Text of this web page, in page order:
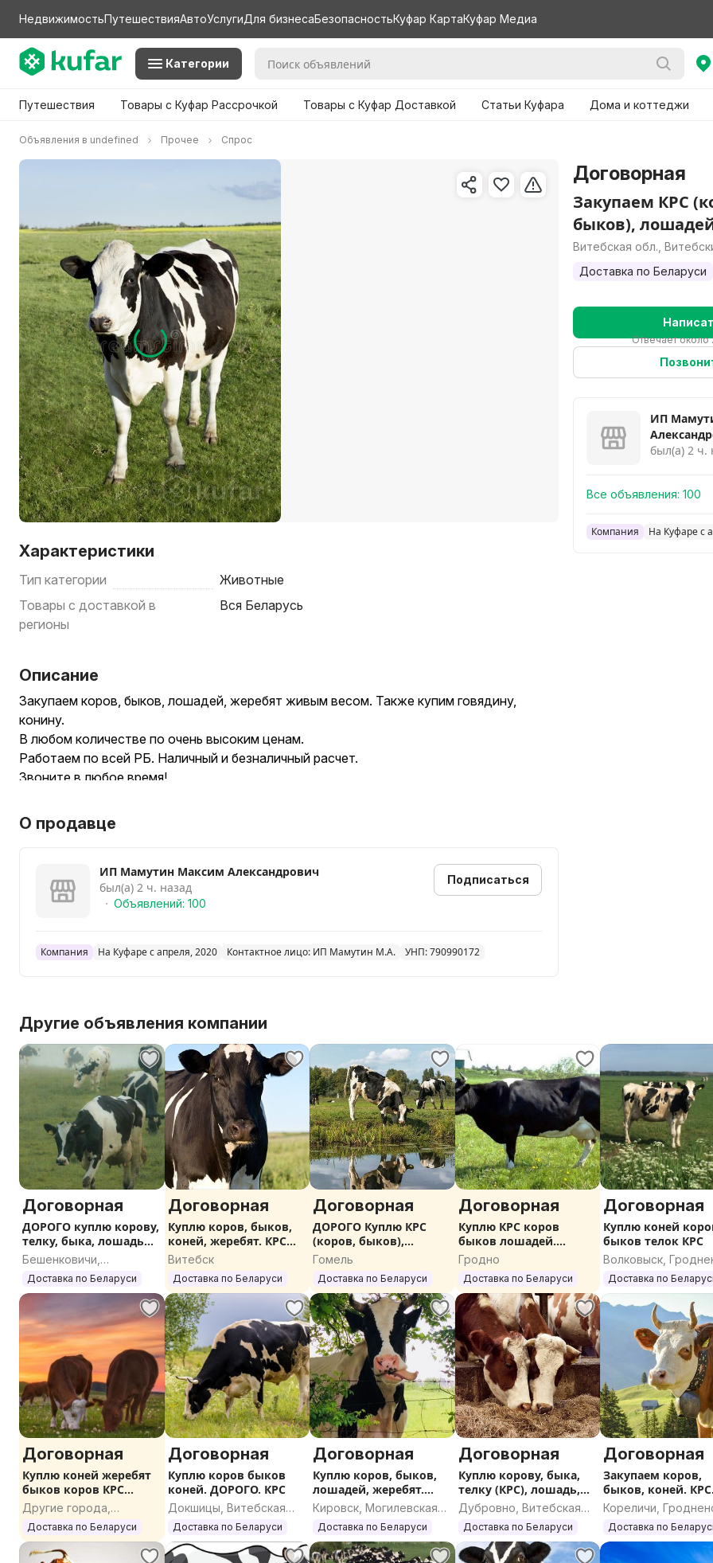
НедвижимостьПутешествияАвтоУслугиДля бизнесаБезопасностьКуфар КартаКуфар Медиа
Категории
Путешествия Товары с Куфар Рассрочкой Товары с Куфар Доставкой Статьи Куфара Дома и коттеджи
Объявления в undefined Прочее Спрос
Характеристики
Тип категории
Животные
Товары с доставкой в
регионы
Вся Беларусь
Описание
Закупаем коров, быков, лошадей, жеребят живым весом. Также купим говядину,
конину.
В любом количестве по очень высоким ценам.
Работаем по всей РБ. Наличный и безналичный расчет.
Звоните в любое время!
О продавце
ИП Мамутин Максим Александрович
был(а) 2 ч. назад
Объявлений: 100
Подписаться
Компания На Куфаре с апреля, 2020 Контактное лицо: ИП Мамутин М.А. УНП: 790990172
Другие объявления компании
Договорная
ДОРОГО куплю корову,
телку, быка, лошадь
КРС
Бешенковичи,
Витебская область
Доставка по Беларуси
Договорная
Куплю коров, быков,
коней, жеребят. КРС
ДОРОГО
Витебск
Доставка по Беларуси
Договорная
ДОРОГО Куплю КРС
(коров, быков),
лошадей, жеребят
Гомель
Доставка по Беларуси
Договорная
Куплю КРС коров
быков лошадей.
ДОРОГО
Гродно
Доставка по Беларуси
Договорная
Куплю коней
быков телок КРС
Волковыск,
область
Доставка по
Договорная
Куплю коней жеребят
быков коров КРС
ДОРОГО
Другие города,
Гомельская область
Доставка по Беларуси
Договорная
Куплю коров быков
коней. ДОРОГО. КРС
Докшицы, Витебская
область
Доставка по Беларуси
Договорная
Куплю коров, быков,
лошадей, жеребят.
КРС. ДОРОГО
Кировск, Могилевская
область
Доставка по Беларуси
Договорная
Куплю корову, быка,
телку (КРС), лошадь,
жеребенка
Дубровно, Витебская
область
Доставка по Беларуси
Договорная
Закупаем коров,
быков, коней.
РБ
Кореличи,
область
Доставка по
Договорная
Закупаем КРС
быков),
Витебская обл.,
Доставка по Беларуси
Отвечает около
ИП
был(а) 2 ч.
Все объявления: 100
Компания На Куфаре с